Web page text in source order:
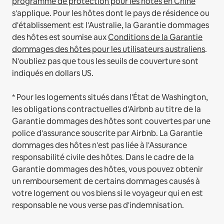
s'applique. Pour les hôtes dont le pays de résidence ou
d'établissement est l'Australie, la Garantie dommages
des hôtes est soumise auxConditions de la Garantie
dommages des hôtes pour les utilisateurs australiens.
N'oubliez pas que tous les seuils de couverture sont
indiqués en dollars US.
* Pour les logements situés dans l'État de Washington,
les obligations contractuelles d'Airbnb au titre de la
Garantie dommages des hôtes sont couvertes par une
police d'assurance souscrite par Airbnb. La Garantie
dommages des hôtes n'est pas liée à l'Assurance
responsabilité civile des hôtes. Dans le cadre de la
Garantie dommages des hôtes, vous pouvez obtenir
un remboursement de certains dommages causés à
votre logement ou vos biens si le voyageur qui en est
responsable ne vous verse pas d'indemnisation.